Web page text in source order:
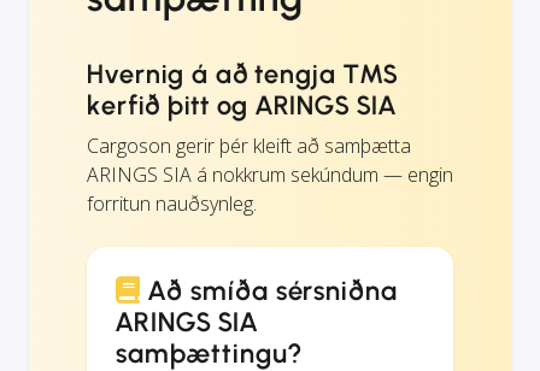
Hvernig á að tengja TMS
kerfið þitt og ARINGS SIA
Cargoson gerir þér kleift að samþætta
ARINGS SIA á nokkrum sekúndum — engin
forritun nauðsynleg.
Að smíða sérsniðna
ARINGS SIA
samþættingu?